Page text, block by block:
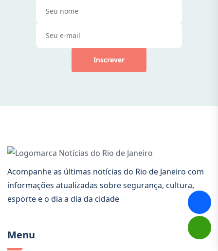
Inscrever
Acompanhe as últimas notícias do Rio de Janeiro com
informações atualizadas sobre segurança, cultura,
esporte e o dia a dia da cidade
Menu